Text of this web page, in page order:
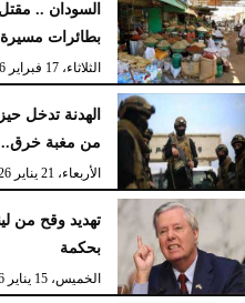
بطائرات
الثلاثاء، 17 فبراير 2026
الهدنة تدخل
من مغبة
الأربعاء، 21 يناير 2026
تهديد وقح من
بحكمة
الخميس، 15 يناير 2026